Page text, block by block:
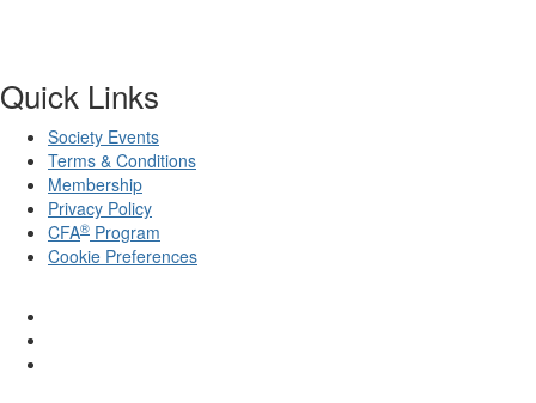
Quick Links
Society Events
Terms & Conditions
Membership
Privacy Policy
CFA® Program
Cookie Preferences